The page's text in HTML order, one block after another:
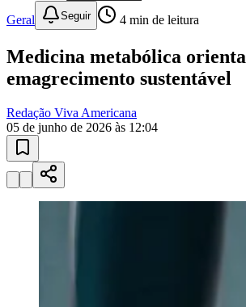
Geral Seguir 4 min de leitura
Medicina metabólica orienta
emagrecimento sustentável
Redação Viva Americana
05 de junho de 2026 às 12:04